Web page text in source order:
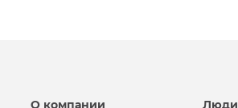
О компании Люди